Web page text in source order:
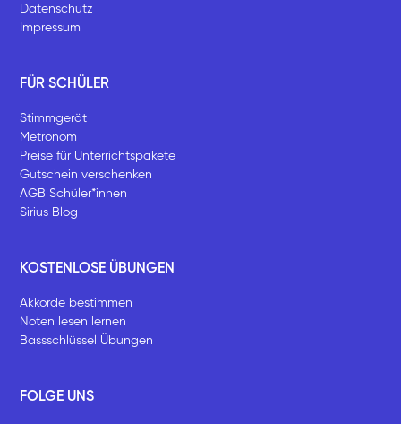
Datenschutz
Impressum
FÜR SCHÜLER
Stimmgerät
Metronom
Preise für Unterrichtspakete
Gutschein verschenken
AGB Schüler*innen
Sirius Blog
KOSTENLOSE ÜBUNGEN
Akkorde bestimmen
Noten lesen lernen
Bassschlüssel Übungen
FOLGE UNS